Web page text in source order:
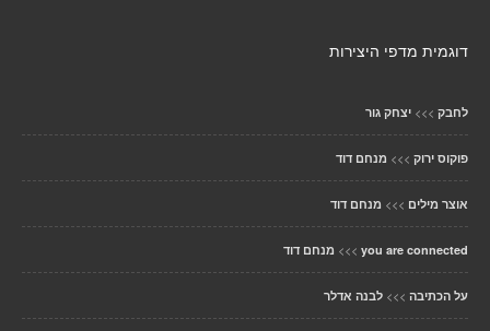
דוגמית מדפי היצירות
לחבק >>> יצחק גור
פוקוס ירוק >>> מנחם דוד
אוצר מילים >>> מנחם דוד
you are connected
>>> מנחם דוד
על הכתיבה >>> לבנה אדלר